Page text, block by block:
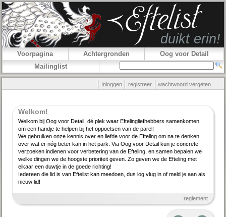
Voorpagina Achtergronden
Oog voor Detail
Mailinglist
Inloggen registreer wachtwoord vergeten
Welkom!
Welkom bij Oog voor Detail, dé plek waar Efteling­lief­hebbers samenkomen
om een handje te helpen bij het oppoetsen van de parel!
We gebruiken onze kennis over en liefde voor de Efteling om na te denken
over wat er nóg beter kan in het park. Via Oog voor Detail kun je concrete
verzoeken indienen voor verbe­tering van de Efteling, en samen bepalen we
welke dingen we de hoogste priori­teit geven. Zo geven we de Efteling met
elkaar een duwtje in de goede richting!
Iedereen die lid is van Eftelist kan meedoen, dus log vlug in of meld je aan als
nieuw lid!
reglement